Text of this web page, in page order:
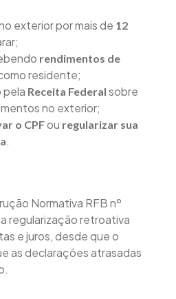
exterior por mais de 12
rendimentos de
residente;
pela Receita Federal sobre
no exterior;
o CPFou regularizar sua
.
Normativa RFB nº
regularização retroativa
e juros, desde que o
as declarações atrasadas